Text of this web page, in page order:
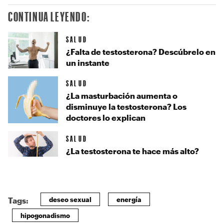
CONTINUA LEYENDO:
SALUD
¿Falta de testosterona? Descúbrelo en
un instante
SALUD
¿La masturbación aumenta o
disminuye la testosterona? Los
doctores lo explican
SALUD
¿La testosterona te hace más alto?
Tags: deseo sexual energía
hipogonadismo